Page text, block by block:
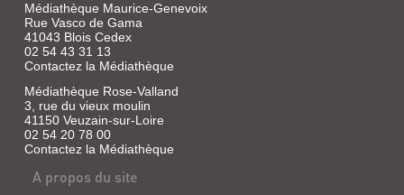
Médiathèque Maurice-Genevoix
Rue Vasco de Gama
41043 Blois Cedex
02 54 43 31 13
Contactez la Médiathèque
Médiathèque Rose-Valland
3, rue du vieux moulin
41150 Veuzain-sur-Loire
02 54 20 78 00
Contactez la Médiathèque
A propos du site